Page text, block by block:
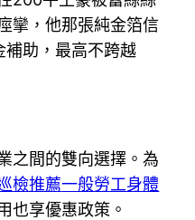
攣，他那張純金箔信
補助，最高不跨越
之間的雙向選擇。為
檢推薦一般勞工身體
也享優惠政策。